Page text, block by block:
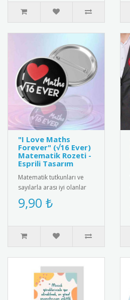
"I Love Maths
Forever" (√16 Ever)
Matematik Rozeti -
Esprili Tasarım
Matematik tutkunları ve
sayılarla arası iyi olanlar
için harika bir kelime
oyunu içeren "I ❤️ Maths ..
9,90 ₺